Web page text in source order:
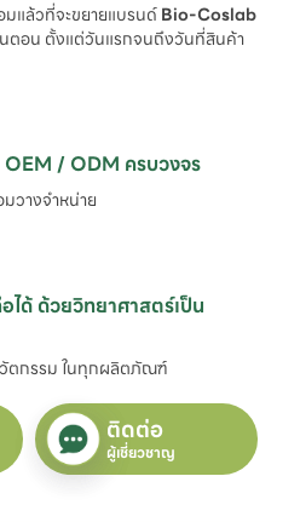
มแล้วที่จะขยายแบรนด์Bio-Coslab
ตอน ตั้งแต่วันแรกจนถึงวันที่สินค้า
/ ODM ครบวงจร
วางจำหน่าย
ได้ ด้วยวิทยาศาสตร์เป็น
ตกรรม ในทุกผลิตภัณฑ์
ติดต่อ
ผู้เชี่ยวชาญ